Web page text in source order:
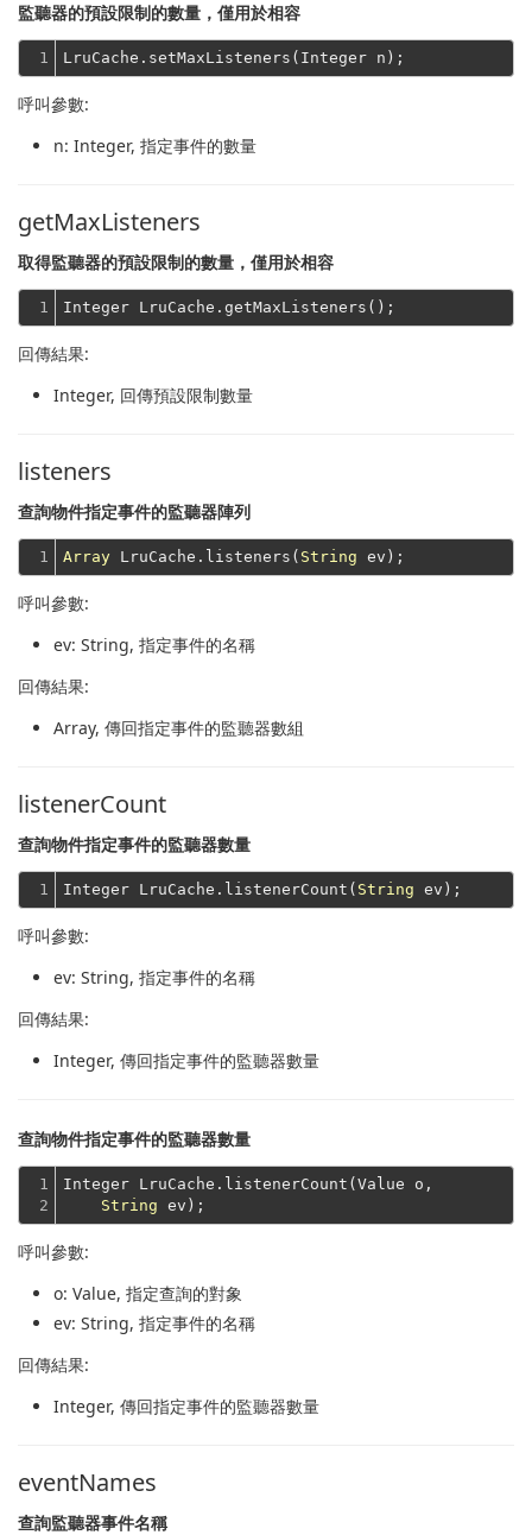
監聽器的預設限制的數量，僅用於相容
1
呼叫參數:
n: Integer, 指定事件的數量
getMaxListeners
取得監聽器的預設限制的數量，僅用於相容
1
回傳結果:
Integer, 回傳預設限制數量
listeners
查詢物件指定事件的監聽器陣列
1 Array LruCache.listeners( String
呼叫參數:
ev: String, 指定事件的名稱
回傳結果:
Array, 傳回指定事件的監聽器數組
listenerCount
查詢物件指定事件的監聽器數量
1 Integer LruCache.listenerCount( String
呼叫參數:
ev: String, 指定事件的名稱
回傳結果:
Integer, 傳回指定事件的監聽器數量
查詢物件指定事件的監聽器數量
1
2
Integer LruCache.listenerCount(Value o,
String
呼叫參數:
o: Value, 指定查詢的對象
ev: String, 指定事件的名稱
回傳結果:
Integer, 傳回指定事件的監聽器數量
eventNames
查詢監聽器事件名稱